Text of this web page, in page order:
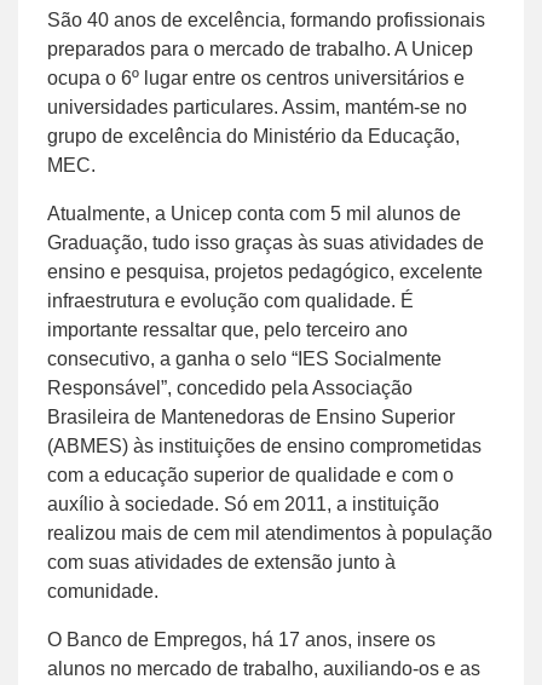
São 40 anos de excelência, formando profissionais
preparados para o mercado de trabalho. A Unicep
ocupa o 6º lugar entre os centros universitários e
universidades particulares. Assim, mantém-se no
grupo de excelência do Ministério da Educação,
MEC.
Atualmente, a Unicep conta com 5 mil alunos de
Graduação, tudo isso graças às suas atividades de
ensino e pesquisa, projetos pedagógico, excelente
infraestrutura e evolução com qualidade. É
importante ressaltar que, pelo terceiro ano
consecutivo, a ganha o selo “IES Socialmente
Responsável”, concedido pela Associação
Brasileira de Mantenedoras de Ensino Superior
(ABMES) às instituições de ensino comprometidas
com a educação superior de qualidade e com o
auxílio à sociedade. Só em 2011, a instituição
realizou mais de cem mil atendimentos à população
com suas atividades de extensão junto à
comunidade.
O Banco de Empregos, há 17 anos, insere os
alunos no mercado de trabalho, auxiliando-os e as